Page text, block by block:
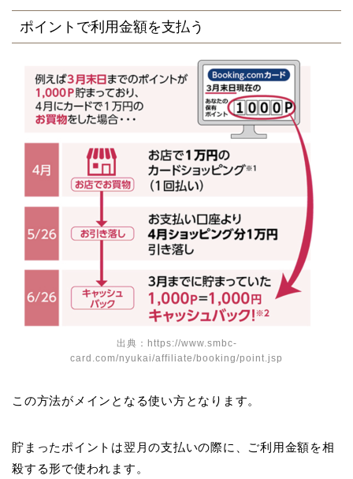
ポイントで利用金額を支払う
出典：https://www.smbc-
card.com/nyukai/affiliate/booking/point.jsp
この方法がメインとなる使い方となります。
貯まったポイントは翌月の支払いの際に、ご利用金額を相
殺する形で使われます。